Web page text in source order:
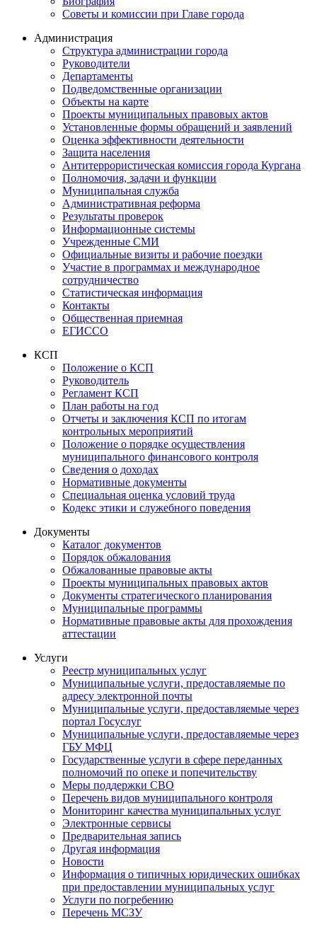
Советы и комиссии при Главе города
Администрация
Структура администрации города
Руководители
Департаменты
Подведомственные организации
Объекты на карте
Проекты муниципальных правовых актов
Установленные формы обращений и заявлений
Оценка эффективности деятельности
Защита населения
Антитеррористическая комиссия города Кургана
Полномочия, задачи и функции
Муниципальная служба
Административная реформа
Результаты проверок
Информационные системы
Учрежденные СМИ
Официальные визиты и рабочие поездки
Участие в программах и международное
сотрудничество
Статистическая информация
Контакты
Общественная приемная
ЕГИССО
КСП
Положение о КСП
Руководитель
Регламент КСП
План работы на год
Отчеты и заключения КСП по итогам
контрольных мероприятий
Положение о порядке осуществления
муниципального финансового контроля
Сведения о доходах
Нормативные документы
Специальная оценка условий труда
Кодекс этики и служебного поведения
Документы
Каталог документов
Порядок обжалования
Обжалованные правовые акты
Проекты муниципальных правовых актов
Документы стратегического планирования
Муниципальные программы
Нормативные правовые акты для прохождения
аттестации
Услуги
Реестр муниципальных услуг
Муниципальные услуги, предоставляемые по
адресу электронной почты
Муниципальные услуги, предоставляемые через
портал Госуслуг
Муниципальные услуги, предоставляемые через
ГБУ МФЦ
Государственные услуги в сфере переданных
полномочий по опеке и попечительству
Меры поддержки СВО
Перечень видов муниципального контроля
Мониторинг качества муниципальных услуг
Электронные сервисы
Предварительная запись
Другая информация
Новости
Информация о типичных юридических ошибках
при предоставлении муниципальных услуг
Услуги по погребению
Перечень МСЗУ